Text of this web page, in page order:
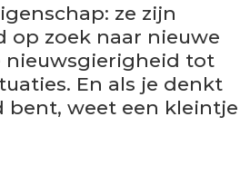
ze zijn
op zoek naar nieuwe
nieuwsgierigheid tot
En als je denkt
bent, weet een kleintje